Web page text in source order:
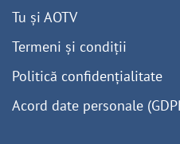
Tu și AOTV
Termeni și condiții
Politică confidențialitate
Acord date personale